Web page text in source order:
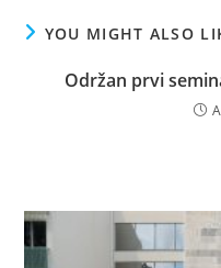
YOU MIGHT ALSO
Održan prvi